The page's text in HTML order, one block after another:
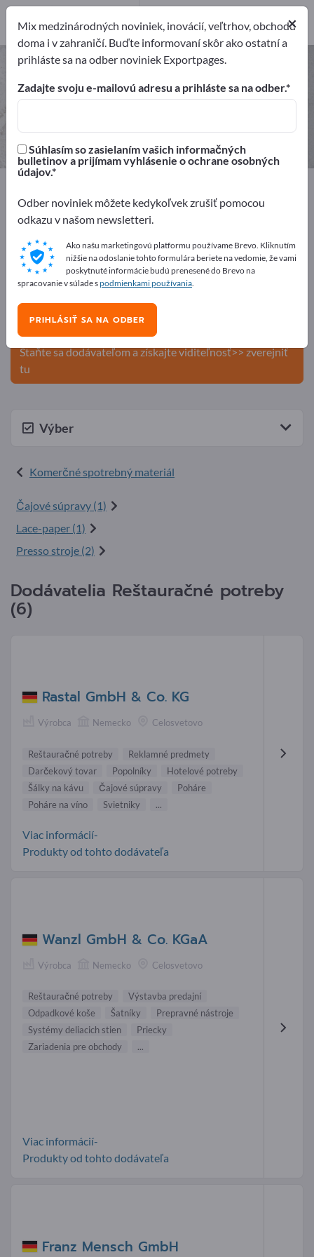
Reštauračné potreby – nájdite
výrobcov a dodávateľov
6
Komerčné spotrebný materiál
Reštauračné potreby
Inzerujte zadarmo na Exportpages!
Potreby – Ponuky – Použité tovary – Obchodné
kontakty >> začnite tu
Zverejnite svoju spoločnosť a svoje
produkty na Exportpages.
Staňte sa dodávateľom a získajte viditeľnosť>> zverejniť
tu
Výber
Komerčné spotrebný materiál
Čajové súpravy (1)
Lace-paper (1)
Presso stroje (2)
Dodávatelia Reštauračné potreby
(6)
Rastal GmbH & Co. KG
Výrobca Nemecko Celosvetovo
Reštauračné potreby
Reklamné predmety
Darčekový tovar
Popolníky
Hotelové potreby
Šálky na kávu
Čajové súpravy
Poháre
Poháre na víno
Svietniky ...
Viac informácií-
Produkty od tohto dodávateľa
Wanzl GmbH & Co. KGaA
Výrobca Nemecko Celosvetovo
Reštauračné potreby
Výstavba predajní
Odpadkové koše
Šatníky
Prepravné nástroje
Systémy deliacich stien
Priecky
Zariadenia pre obchody
...
Viac informácií-
Produkty od tohto dodávateľa
Franz Mensch GmbH
×
Mix medzinárodných noviniek, inovácií, veľtrhov, obchodu
doma i v zahraničí. Buďte informovaní skôr ako ostatní a
prihláste sa na odber noviniek Exportpages.
Zadajte svoju e-mailovú adresu a prihláste sa na odber.
Súhlasím so zasielaním vašich informačných
bulletinov a prijímam vyhlásenie o ochrane osobných
údajov.
Odber noviniek môžete kedykoľvek zrušiť pomocou
odkazu v našom newsletteri.
Ako našu marketingovú platformu používame Brevo. Kliknutím
nižšie na odoslanie tohto formulára beriete na vedomie, že vami
poskytnuté informácie budú prenesené do Brevo na
spracovanie v súlade spodmienkami používania.
PRIHLÁSIŤ SA NA ODBER